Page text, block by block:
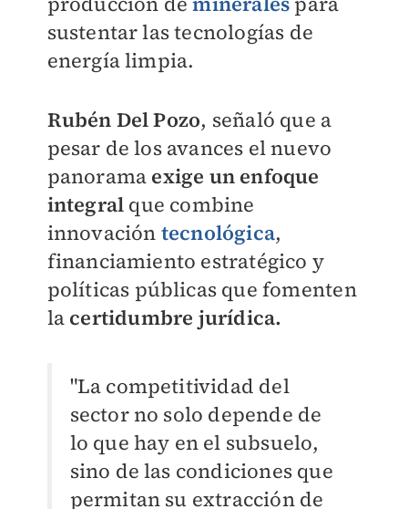
sustentar las tecnologías de
energía limpia.
Rubén Del Pozo, señaló que a
pesar de los avances el nuevo
panorama exige un enfoque
integral que combine
innovación tecnológica,
financiamiento estratégico y
políticas públicas que fomenten
la certidumbre jurídica.
"La competitividad del
sector no solo depende de
lo que hay en el subsuelo,
sino de las condiciones que
permitan su extracción de